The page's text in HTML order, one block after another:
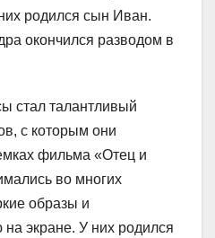
родился сын Иван.
окончился разводом в
стал талантливый
с которым они
фильма «Отец и
во многих
образы и
экране. У них родился